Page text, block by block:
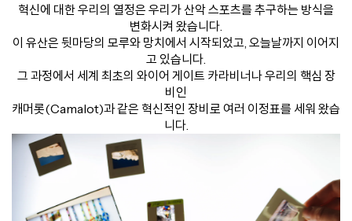
혁신에 대한 우리의 열정은 우리가 산악 스포츠를 추구하는 방식을
변화시켜 왔습니다.
이 유산은 뒷마당의 모루와 망치에서 시작되었고, 오늘날까지 이어지
고 있습니다.
그 과정에서 세계 최초의 와이어 게이트 카라비너나 우리의 핵심 장
비인
캐머롯(Camalot)과 같은 혁신적인 장비로 여러 이정표를 세워 왔습
니다.